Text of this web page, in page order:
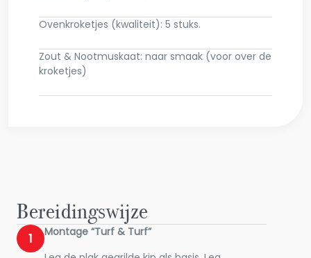
Ovenkroketjes (kwaliteit): 5 stuks.
Zout & Nootmuskaat: naar smaak (voor over de
kroketjes)
Bereidingswijze
1
Montage “Turf & Turf”